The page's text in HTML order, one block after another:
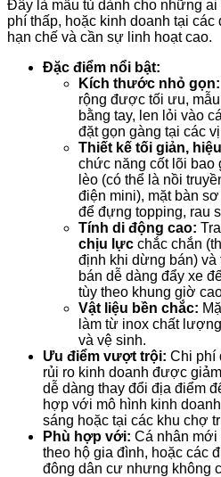
Đây là mẫu tủ dành cho những
phí thấp, hoặc kinh doanh tại các
hạn chế và cần sự linh hoạt cao.
Đặc điểm nổi bật:
Kích thước nhỏ gọn:
rộng được tối ưu,
bằng tay, len lỏi vào
đặt gọn gàng tại các
Thiết kế tối giản,
chức năng cốt lõi
lèo (có thể là nồi
điện mini), mặt bàn
để đựng topping, rau
Tính di động cao:
chịu lực chắc chắn
định khi dừng bán)
bán dễ dàng đẩy xe
tùy theo khung giờ
Vật liệu bền chắc:
làm từ inox chất
và vệ sinh.
Ưu điểm vượt trội: Chi phí
rủi ro kinh doanh được
dễ dàng thay đổi địa điểm
hợp với mô hình kinh
sáng hoặc tại các khu chợ
Phù hợp với: Cá nhân mới
theo hộ gia đình, hoặc các
đông dân cư nhưng không